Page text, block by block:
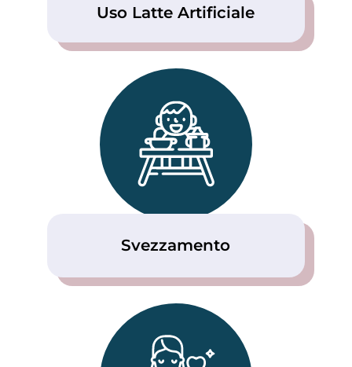
Uso Latte Artificiale
Svezzamento